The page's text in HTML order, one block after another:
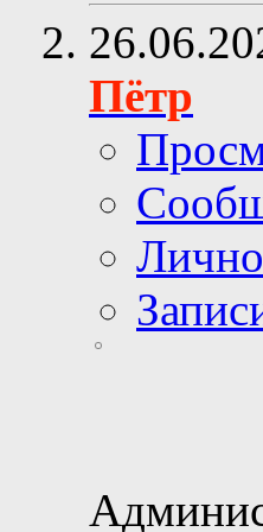
Пётр